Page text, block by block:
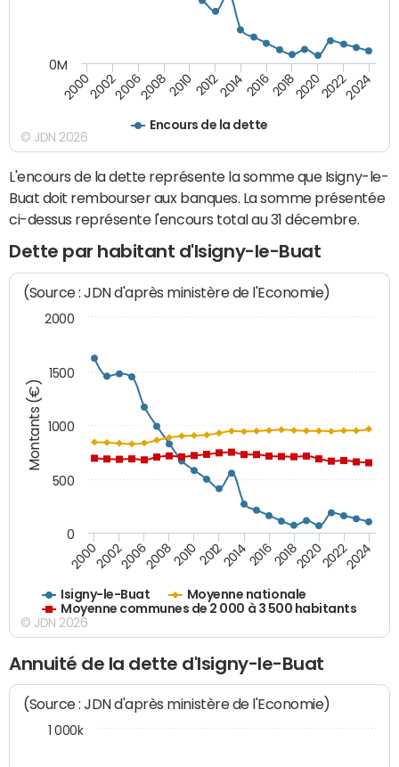
Encours de la dette
20002002200620082010 2012201420162018202020222024
0M
© JDN 2026
L'encours de la dette représente la somme que Isigny-le-
Buat doit rembourser aux banques. La somme présentée
ci-dessus représente l'encours total au 31 décembre.
Dette par habitant d'Isigny-le-Buat
Montants (€)
(Source : JDN d'après ministère de l'Economie)
Isigny-le-Buat
Moyenne nationale
Moyenne communes de 2 000 à 3 500 habitants
200020022006200820102012201420162018202020222024
0
500
1000
1500
2000
© JDN 2026
Annuité de la dette d'Isigny-le-Buat
(Source : JDN d'après ministère de l'Economie)
1 000k